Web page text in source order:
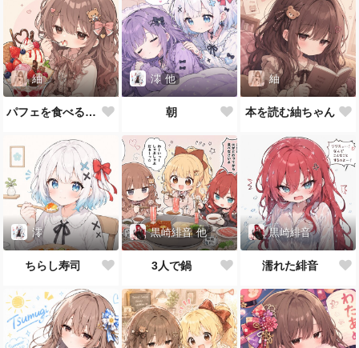
紬
パフェを食べる紬ちゃん
澪 他
朝
紬
本を読む紬ちゃん
澪
ちらし寿司
黒崎緋音 他
3人で鍋
黒崎緋音
濡れた緋音